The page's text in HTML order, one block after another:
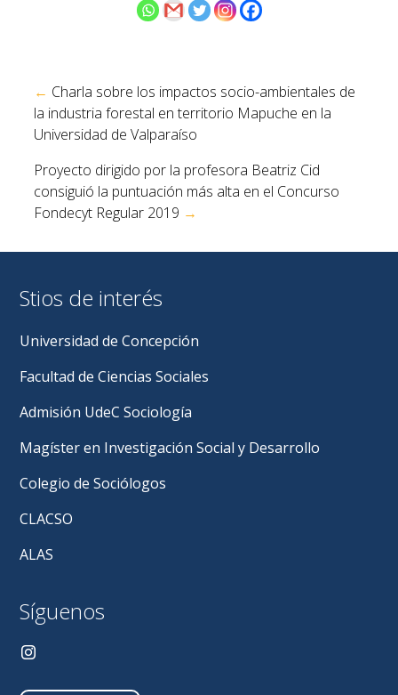
entradas
← Charla sobre los impactos socio-ambientales de
la industria forestal en territorio Mapuche en la
Universidad de Valparaíso
Proyecto dirigido por la profesora Beatriz Cid
consiguió la puntuación más alta en el Concurso
Fondecyt Regular 2019 →
Stios de interés
Universidad de Concepción
Facultad de Ciencias Sociales
Admisión UdeC Sociología
Magíster en Investigación Social y Desarrollo
Colegio de Sociólogos
CLACSO
ALAS
Síguenos